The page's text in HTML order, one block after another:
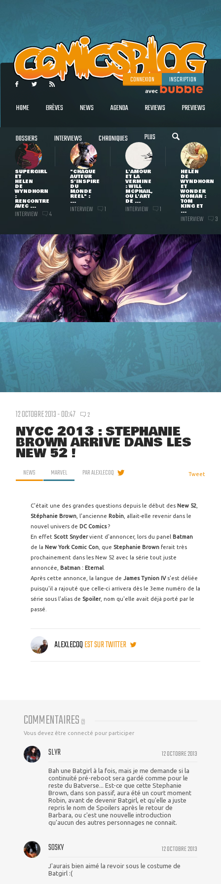
CONNEXION INSCRIPTION
HOME BRÈVES NEWS AGENDA REVIEWS PREVIEWS
DOSSIERS INTERVIEWS CHRONIQUES PLUS
SUPERGIRL
ET
HELEN
DE
WYNDHORN
:
RENCONTRE
AVEC ...
INTERVIEW 4
"CHAQUE
AUTEUR
S'INSPIRE
DU
MONDE
RÉEL" :
...
INTERVIEW 1
L'AMOUR
ET LA
VERMINE
: WILL
MCPHAIL,
OU L'ART
DE ...
INTERVIEW 1
HELEN
DE
WYNDHORN
ET
WONDER
WOMAN :
TOM
KING ET
...
INTERVIEW 3
12 OCTOBRE 2013 - 00:47 2
NYCC 2013 : STEPHANIE
BROWN ARRIVE DANS LES
NEW 52 !
NEWS MARVEL PARALEXLECOQ Tweet
C'était une des grandes questions depuis le début des New 52
Stéphanie Brown , l'ancienne Robin , allait-elle revenir dans le
nouvel univers de DC Comics?
En effet Scott Snydervient d'annoncer, lors du panel Batman
de la New York Comic Con , que Stephanie Brown ferait très
prochainement dans les New 52 avec la série tout juste
annoncée, Batman : Eternal
Après cette annonce, la langue de James Tynion IVs'est déliée
puisqu'il a rajouté que celle-ci arrivera dès le 3eme numéro de la
série sous l'alias de Spoiler, nom qu'elle avait déjà porté par le
passé.
ALEXLECOQEST SUR TWITTER
COMMENTAIRES (2)
Vous devez être connecté pour participer
12 OCTOBRE 2013
SLYR
Bah une Batgirl à la fois, mais je me demande si la
continuité pré-reboot sera gardé comme pour le
reste du Batverse... Est-ce que cette Stephanie
Brown, dans son passif, aura été un court moment
Robin, avant de devenir Batgirl, et qu'elle a juste
repris le nom de Spoilers après le retour de
Barbara, ou c'est une nouvelle introduction
qu'aucun des autres personnages ne connait.
12 OCTOBRE 2013
SOSKY
J'aurais bien aimé la revoir sous le costume de
Batgirl :(